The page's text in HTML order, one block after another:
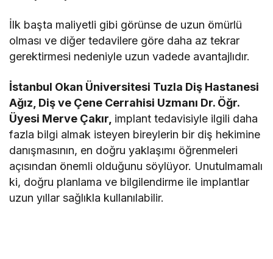
İlk başta maliyetli gibi görünse de uzun ömürlü
olması ve diğer tedavilere göre daha az tekrar
gerektirmesi nedeniyle uzun vadede avantajlıdır.
İstanbul Okan Üniversitesi Tuzla Diş Hastanesi
Ağız, Diş ve Çene Cerrahisi Uzmanı Dr. Öğr.
Üyesi Merve Çakır, implant tedavisiyle ilgili daha
fazla bilgi almak isteyen bireylerin bir diş hekimine
danışmasının, en doğru yaklaşımı öğrenmeleri
açısından önemli olduğunu söylüyor. Unutulmamalı
ki, doğru planlama ve bilgilendirme ile implantlar
uzun yıllar sağlıkla kullanılabilir.